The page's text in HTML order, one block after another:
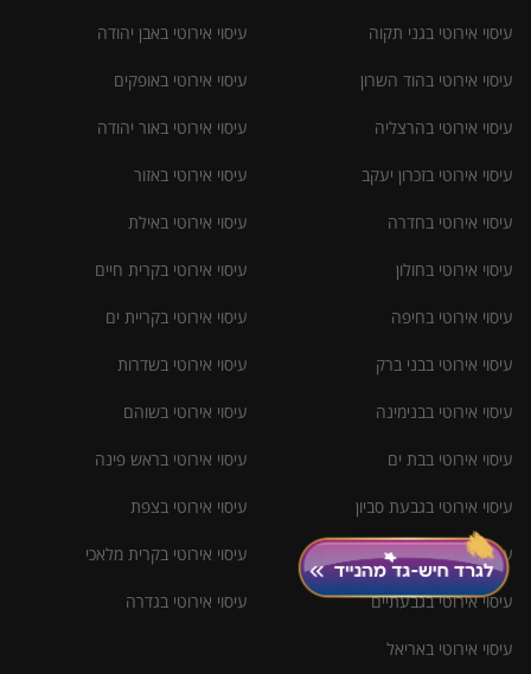
עיסוי אירוטי בגני תקוה
עיסוי אירוטי בהוד השרון
עיסוי אירוטי בהרצליה
עיסוי אירוטי בזכרון יעקב
עיסוי אירוטי בחדרה
עיסוי אירוטי בחולון
עיסוי אירוטי בחיפה
עיסוי אירוטי בבני ברק
עיסוי אירוטי בבנימינה
עיסוי אירוטי בבת ים
עיסוי אירוטי בגבעת סביון
עיסוי אירוטי בגבעת שמואל
עיסוי אירוטי בגבעתיים
עיסוי אירוטי באריאל
עיסוי אירוטי באבן יהודה
עיסוי אירוטי באופקים
עיסוי אירוטי באור יהודה
עיסוי אירוטי באזור
עיסוי אירוטי באילת
עיסוי אירוטי בקרית חיים
עיסוי אירוטי בקריית ים
עיסוי אירוטי בשדרות
עיסוי אירוטי בשוהם
עיסוי אירוטי בראש פינה
עיסוי אירוטי בצפת
עיסוי אירוטי בקרית מלאכי
עיסוי אירוטי בגדרה